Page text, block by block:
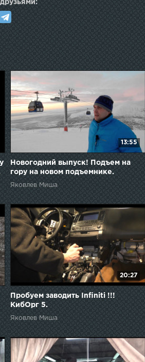
13:55
Новогодний выпуск! Подъем на
гору на новом подъемнике.
Айкуайвенчорр - Кировск 2015.
Яковлев Миша
20:27
Пробуем заводить Infiniti !!!
КибОрг 5.
Яковлев Миша